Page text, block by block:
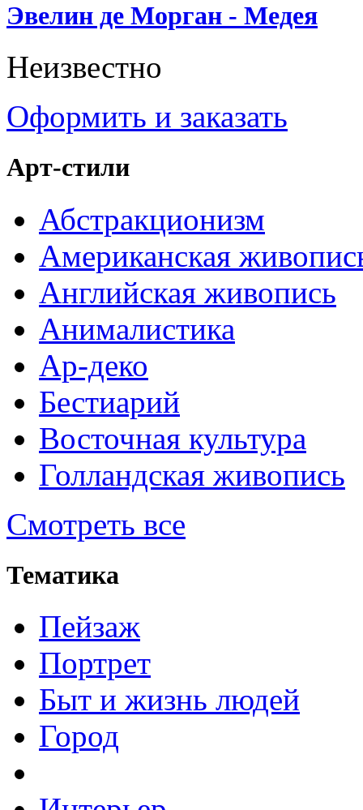
Эвелин де Морган - Медея
Неизвестно
Оформить и заказать
Арт-стили
Абстракционизм
Американская
Английская живопись
Анималистика
Ар-деко
Бестиарий
Восточная культура
Голландская живопись
Смотреть все
Тематика
Пейзаж
Портрет
Быт и жизнь людей
Город